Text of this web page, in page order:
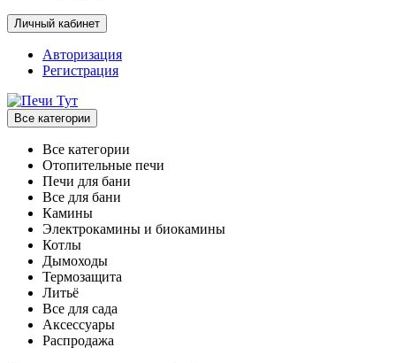
Личный кабинет
Авторизация
Регистрация
Все категории
Все категории
Отопительные печи
Печи для бани
Все для бани
Камины
Электрокамины и биокамины
Котлы
Дымоходы
Термозащита
Литьё
Все для сада
Аксессуары
Распродажа